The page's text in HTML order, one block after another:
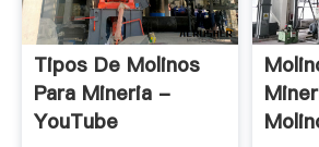
Tipos De Molinos
Para Mineria -
YouTube